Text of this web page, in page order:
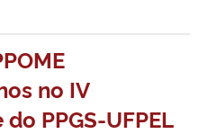
no IV
PPGS-UFPEL